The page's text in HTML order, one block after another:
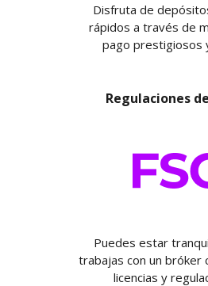
Disfruta de
rápidos a través de
pago prestigiosos
Regulaciones
Puedes estar
trabajas con un bróker
licencias y